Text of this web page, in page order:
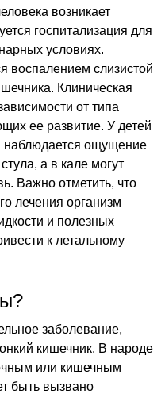
возникает
госпитализация для
условиях.
воспалением слизистой
Клиническая
от типа
ее развитие. У детей
наблюдается ощущение
а в кале могут
Важно отметить, что
лечения организм
и полезных
к летальному
заболевание,
кишечник. В народе
или кишечным
быть вызвано